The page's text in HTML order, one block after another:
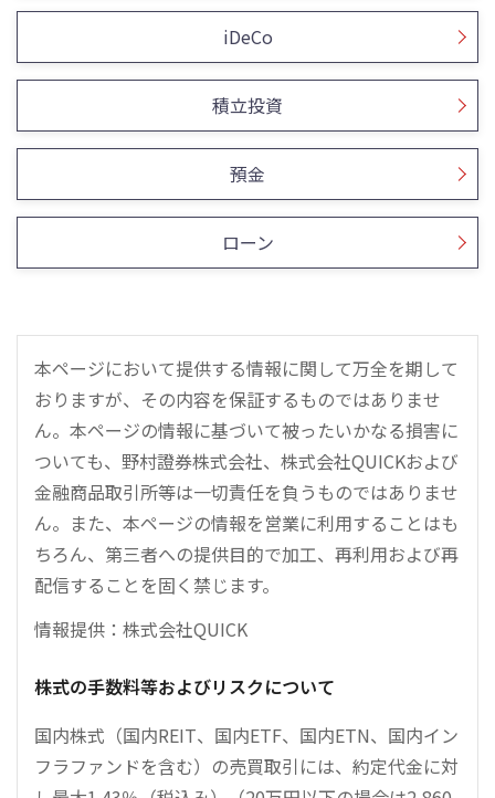
iDeCo
積立投資
預金
ローン
本ページにおいて提供する情報に関して万全を期して
おりますが、その内容を保証するものではありませ
ん。本ページの情報に基づいて被ったいかなる損害に
ついても、野村證券株式会社、株式会社QUICKおよび
金融商品取引所等は一切責任を負うものではありませ
ん。また、本ページの情報を営業に利用することはも
ちろん、第三者への提供目的で加工、再利用および再
配信することを固く禁じます。
情報提供：株式会社QUICK
株式の手数料等およびリスクについて
国内株式（国内REIT、国内ETF、国内ETN、国内イン
フラファンドを含む）の売買取引には、約定代金に対